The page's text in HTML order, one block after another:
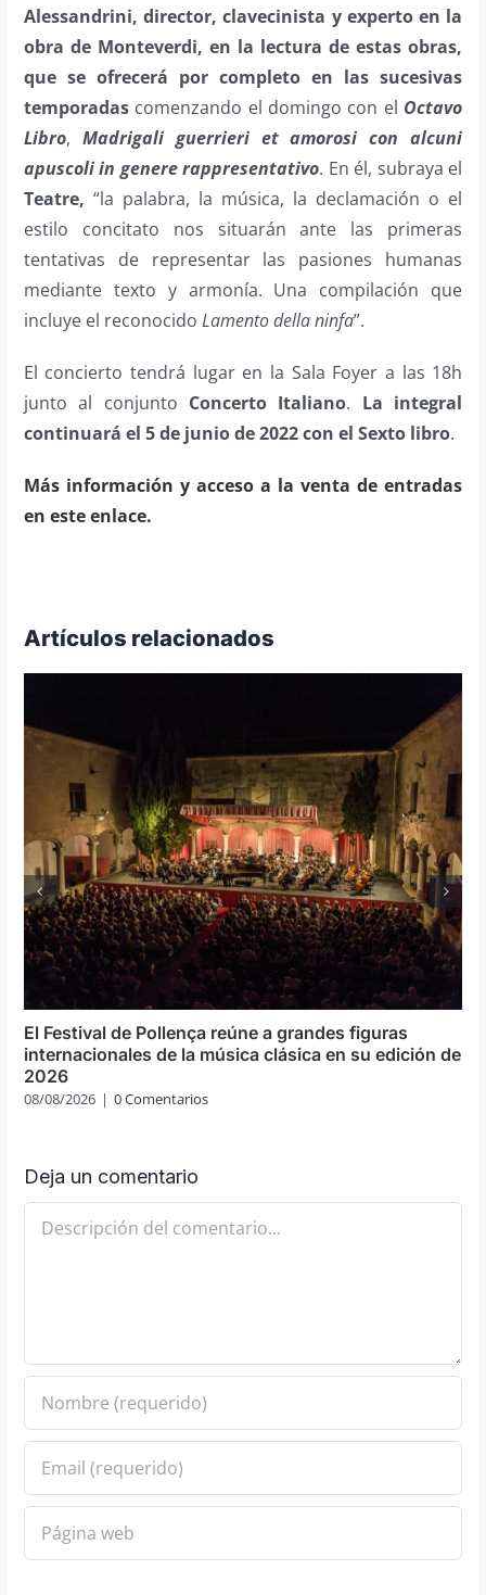
Alessandrini, director, clavecinista y experto en la
obra de Monteverdi, en la lectura de estas obras,
que se ofrecerá por completo en las sucesivas
temporadascomenzando el domingo con el Octavo
Libro, Madrigali guerrieri et amorosi con alcuni
apuscoli in genere rappresentativo. En él, subraya el
Teatre, “la palabra, la música, la declamación o el
estilo concitato nos situarán ante las primeras
tentativas de representar las pasiones humanas
mediante texto y armonía. Una compilación que
incluye el reconocido Lamento della ninfa”.
El concierto tendrá lugar en la Sala Foyer a las 18h
junto al conjunto Concerto Italiano. La integral
continuará el 5 de junio de 2022 con el Sexto libro.
Más información y acceso a la venta de entradas
en este enlace.
Artículos relacionados
El Festival de Pollença reúne a grandes figuras
internacionales de la música clásica en su edición de
2026
08/08/2026 | 0 Comentarios
Deja un comentario
Comentario